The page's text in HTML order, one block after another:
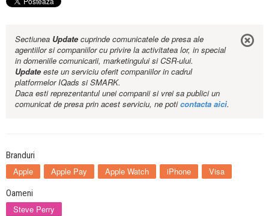
Sectiunea Updatecuprinde comunicatele de presa ale
agentiilor si companiilor cu privire la activitatea lor, in special
in domeniile comunicarii, marketingului si CSR-ului.
Updateeste un serviciu oferit companiilor in cadrul
platformelor IQads si SMARK.
Daca esti reprezentantul unei companii si vrei sa publici un
comunicat de presa prin acest serviciu, ne poticontacta aici.
Branduri
Apple Apple Pay Apple Watch iPhone Visa
Oameni
Steve Perry